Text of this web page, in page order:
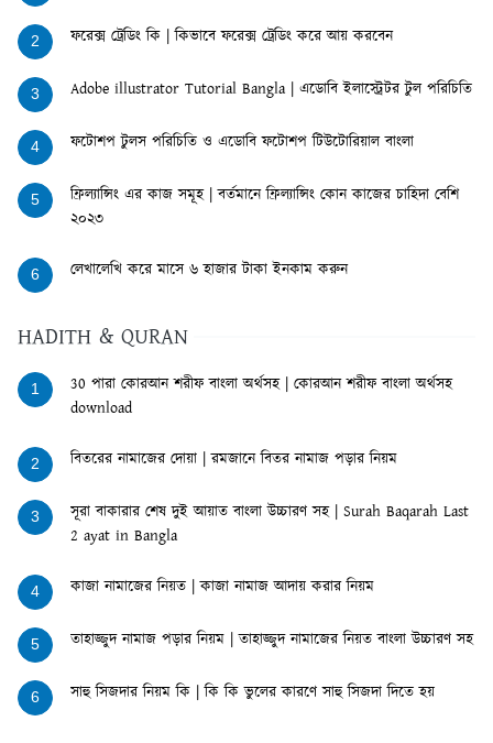
2 ফরেক্স ট্রেডিং কি | কিভাবে ফরেক্স ট্রেডিং করে আয় করবেন
3 Adobe illustrator Tutorial Bangla | এডোবি ইলাস্ট্রেটর টুল পরিচিতি
4 ফটোশপ টুলস পরিচিতি ও এডোবি ফটোশপ টিউটোরিয়াল বাংলা
5
ফ্রিল্যান্সিং এর কাজ সমূহ | বর্তমানে ফ্রিল্যান্সিং কোন কাজের চাহিদা বেশি
২০২৩
6 লেখালেখি করে মাসে ৬ হাজার টাকা ইনকাম করুন
HADITH & QURAN
1
30 পারা কোরআন শরীফ বাংলা অর্থসহ | কোরআন শরীফ বাংলা অর্থসহ
download
2 বিতরের নামাজের দোয়া | রমজানে বিতর নামাজ পড়ার নিয়ম
3
সূরা বাকারার শেষ দুই আয়াত বাংলা উচ্চারণ সহ | Surah Baqarah Last
2 ayat in Bangla
4 কাজা নামাজের নিয়ত | কাজা নামাজ আদায় করার নিয়ম
5 তাহাজ্জুদ নামাজ পড়ার নিয়ম | তাহাজ্জুদ নামাজের নিয়ত বাংলা উচ্চারণ সহ
6 সাহু সিজদার নিয়ম কি | কি কি ভুলের কারণে সাহু সিজদা দিতে হয়